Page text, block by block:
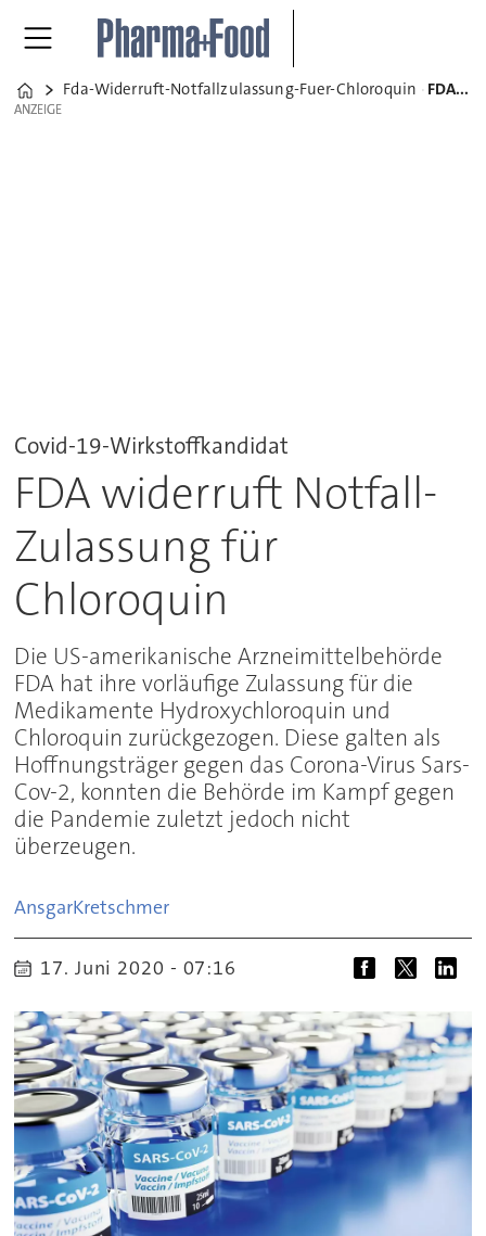
Home
Fda-Widerruft-Notfallzulassung-Fuer-Chloroquin FDA widerruft Notfall-Zulassung für Chloroquin
ANZEIGE
ANZEIGE
Covid-19-Wirkstoffkandidat
FDA widerruft Notfall-
Zulassung für
Chloroquin
Die US-amerikanische Arzneimittelbehörde
FDA hat ihre vorläufige Zulassung für die
Medikamente Hydroxychloroquin und
Chloroquin zurückgezogen. Diese galten als
Hoffnungsträger gegen das Corona-Virus Sars-
Cov-2, konnten die Behörde im Kampf gegen
die Pandemie zuletzt jedoch nicht
überzeugen.
AnsgarKretschmer
17. Juni 2020 - 07:16